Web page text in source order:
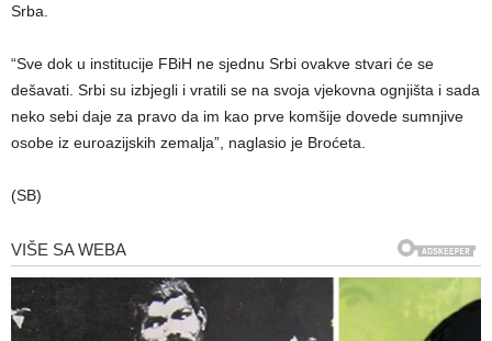
Srba.
“Sve dok u institucije FBiH ne sjednu Srbi ovakve stvari će se
dešavati. Srbi su izbjegli i vratili se na svoja vjekovna ognjišta i sada
neko sebi daje za pravo da im kao prve komšije dovede sumnjive
osobe iz euroazijskih zemalja”, naglasio je Broćeta.
(SB)